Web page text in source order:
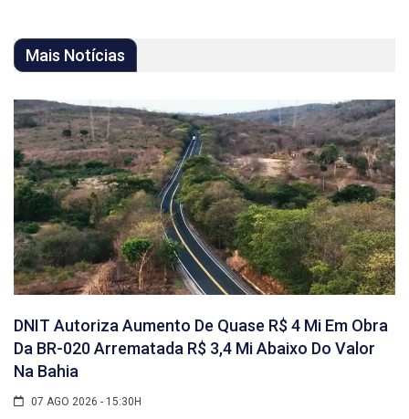
Mais Notícias
DNIT Autoriza Aumento De Quase R$ 4 Mi Em Obra
Da BR-020 Arrematada R$ 3,4 Mi Abaixo Do Valor
Na Bahia
07 AGO 2026 - 15:30H